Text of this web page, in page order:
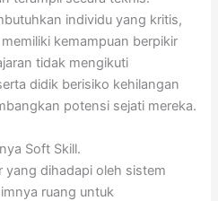
individu yang kritis,
kemampuan berpikir
tidak mengikuti
didik berisiko kehilangan
potensi sejati mereka.
Soft Skill.
yang dihadapi oleh sistem
ruang untuk